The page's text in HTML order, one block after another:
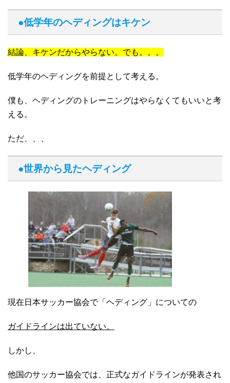
●低学年のヘディングはキケン
結論、キケンだからやらない。でも。。。
低学年のヘディングを前提として考える。
僕も、ヘディングのトレーニングはやらなくてもいいと考
える。
ただ、、、
●世界から見たヘディング
現在日本サッカー協会で「ヘディング」についての
ガイドラインは出ていない。
しかし、
他国のサッカー協会では、正式なガイドラインが発表され